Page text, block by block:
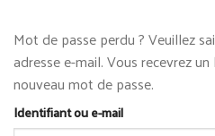
Mot de passe perdu ? Veuillez
adresse e-mail. Vous recevrez
nouveau mot de passe.
Identifiant ou e-mail